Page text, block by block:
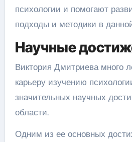
психологии и помогают
подходы и методики в
Научные
Виктория Дмитриева много
карьеру изучению
значительных научных
области.
Одним из ее основных